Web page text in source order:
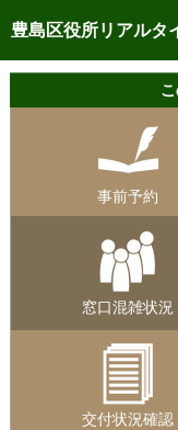
豊島区役所リアルタ
トップページへ
ご利用方法
予約状況確認
リアルタイム
混雑予想カレンダ
事前予約
窓口混雑状況
交付状況確認